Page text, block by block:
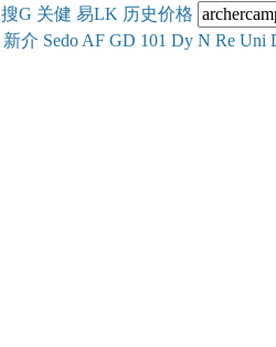
搜G 关健 易LK 历史价格
新介 Sedo AF GD 101 Dy N Re Uni